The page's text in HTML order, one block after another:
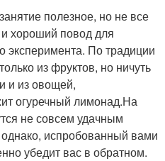
полезное, но не все
хороший повод для
эксперимента. По традиции
из фруктов, но ничуть
и из овощей,
огуречный лимонад.На
не совсем удачным
испробованный вами
убедит вас в обратном.